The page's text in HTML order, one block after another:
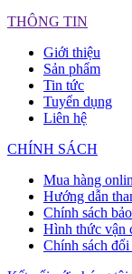
THÔNG TIN
Giới thiệu
Sản phẩm
Tin tức
Tuyển dụng
Liên hệ
CHÍNH SÁCH
Mua hàng
Hướng dẫn
Chính sách
Hình thức vận
Chính sách đổi